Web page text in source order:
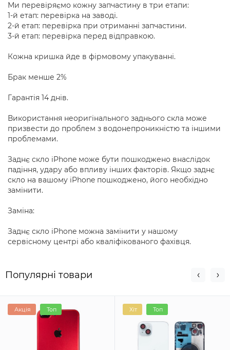
Ми перевіряємо кожну запчастину в три етапи:
1-й етап: перевірка на заводі.
2-й етап: перевірка при отриманні запчастини.
3-й етап: перевірка перед відправкою.
Кожна кришка йде в фірмовому упакуванні.
Брак менше 2%
Гарантія 14 днів.
Використання неоригінального заднього скла може
призвести до проблем з водонепроникністю та іншими
проблемами.
Заднє скло iPhone може бути пошкоджено внаслідок
падіння, удару або впливу інших факторів. Якщо заднє
скло на вашому iPhone пошкоджено, його необхідно
замінити.
Заміна:
Заднє скло iPhone можна замінити у нашому
сервісному центрі або кваліфікованого фахівця.
Популярні товари
Акція Топ Хіт Топ